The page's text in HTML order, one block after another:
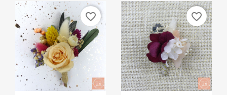
favorite_border favorite_border